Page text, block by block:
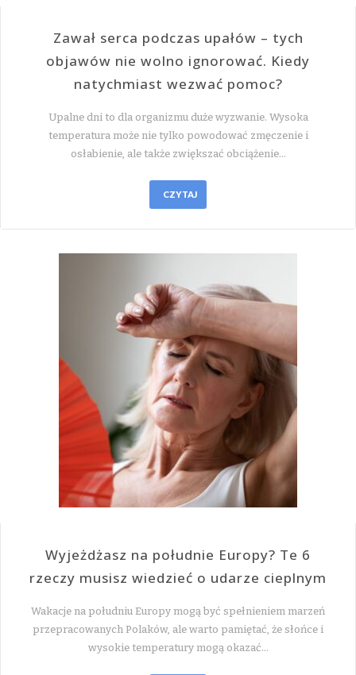
Zawał serca podczas upałów – tych
objawów nie wolno ignorować. Kiedy
natychmiast wezwać pomoc?
Upalne dni to dla organizmu duże wyzwanie. Wysoka
temperatura może nie tylko powodować zmęczenie i
osłabienie, ale także zwiększać obciążenie…
CZYTAJ
Wyjeżdżasz na południe Europy? Te 6
rzeczy musisz wiedzieć o udarze cieplnym
Wakacje na południu Europy mogą być spełnieniem marzeń
przepracowanych Polaków, ale warto pamiętać, że słońce i
wysokie temperatury mogą okazać…